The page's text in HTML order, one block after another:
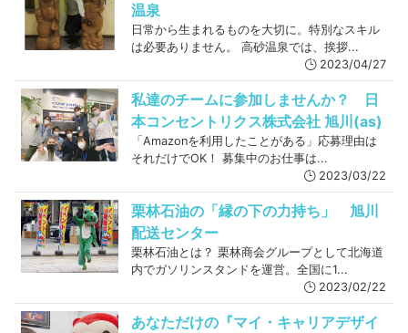
温泉
日常から生まれるものを大切に。特別なスキル
は必要ありません。 高砂温泉では、挨拶...
2023/04/27
私達のチームに参加しませんか？ 日
本コンセントリクス株式会社 旭川(as)
「Amazonを利用したことがある」応募理由は
それだけでOK！ 募集中のお仕事は...
2023/03/22
栗林石油の「縁の下の力持ち」 旭川
配送センター
栗林石油とは？ 栗林商会グループとして北海道
内でガソリンスタンドを運営。全国に1...
2023/02/22
あなただけの『マイ・キャリアデザイ